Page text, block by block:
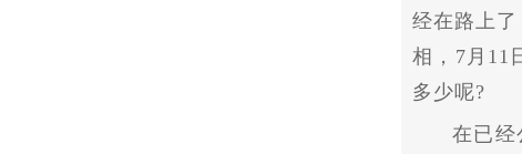
经在路上
相，7月11
多少呢?
在已经